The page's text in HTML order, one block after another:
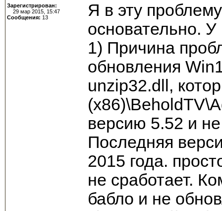
Зарегистрирован:
29 мар 2015, 15:47
Сообщения: 13
Я в эту
основательно.
1) Причина
обновления
unzip32.dll,
версию 5.52 и
Последняя
2015 года.
не сработает.
бабло и не